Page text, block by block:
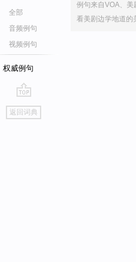
全部
音频例句
视频例句
权威例句
go
top
返回词典
例句来自VOA、美
看美剧边学地道的